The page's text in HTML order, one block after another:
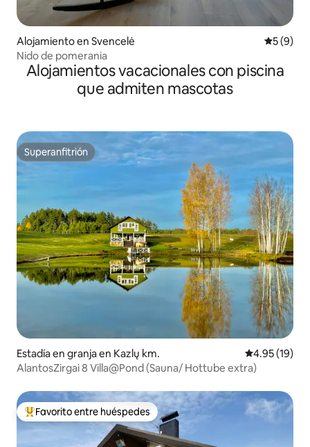
Alojamiento en Svencelė
5 (9)
Nido de pomerania
Alojamientos vacacionales con piscina
que admiten mascotas
Superanfitrión
Superanfitrión
Estadía en granja en Kazlų km. Calificación
4.95 (19)
AlantosZirgai 8 Villa@Pond (Sauna/ Hottube extra)
Favorito entre huéspedes preferido
Favorito entre huéspedes